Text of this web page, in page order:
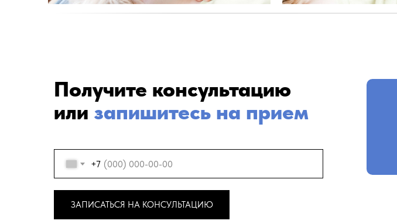
Получите консультацию
или запишитесь на прием
+7
ЗАПИСАТЬСЯ НА КОНСУЛЬТАЦИЮ